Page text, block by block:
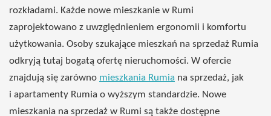
rozkładami. Każde nowe mieszkanie w Rumi
zaprojektowano z uwzględnieniem ergonomii i komfortu
użytkowania. Osoby szukające mieszkań na sprzedaż Rumia
odkryją tutaj bogatą ofertę nieruchomości. W ofercie
znajdują się zarówno mieszkania Rumia na sprzedaż, jak
i apartamenty Rumia o wyższym standardzie. Nowe
mieszkania na sprzedaż w Rumi są także dostępne